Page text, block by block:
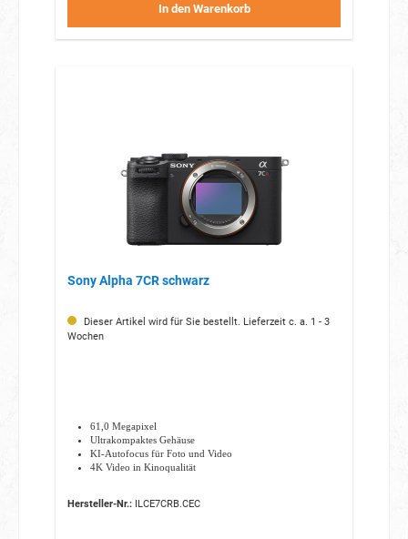
In den Warenkorb
Sony Alpha 7CR schwarz
Dieser Artikel wird für Sie bestellt. Lieferzeit c. a. 1 - 3
Wochen
61,0 Megapixel
Ultrakompaktes Gehäuse
KI-Autofocus für Foto und Video
4K Video in Kinoqualität
Hersteller-Nr.:ILCE7CRB.CEC